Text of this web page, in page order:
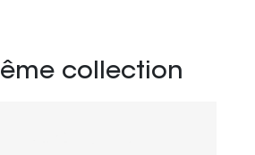
collection